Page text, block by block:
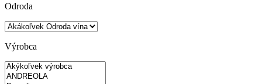
Odroda
Výrobca